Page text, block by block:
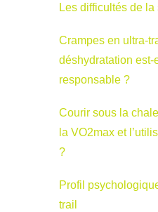
Les difficultés de
Crampes en ultra-
déshydratation est-
responsable ?
Courir sous la
la VO2max et
?
Profil
trail